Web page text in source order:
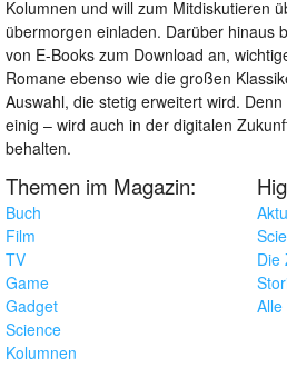
Kolumnen und will zum Mitdiskutieren
übermorgen einladen. Darüber hinaus
von E-Books zum Download an,
Romane ebenso wie die großen
Auswahl, die stetig erweitert wird.
einig – wird auch in der digitalen
behalten.
Themen im Magazin:
Buch
Film
TV
Game
Gadget
Science
Kolumnen
Die